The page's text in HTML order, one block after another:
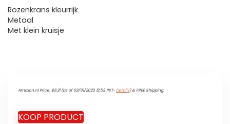
Rozenkrans kleurrijk
Metaal
Met klein kruisje
Amazon.nl Price: $11.21(as of 02/01/2023 12:53 PST-Details)&FREE Shipping.
KOOP PRODUCT